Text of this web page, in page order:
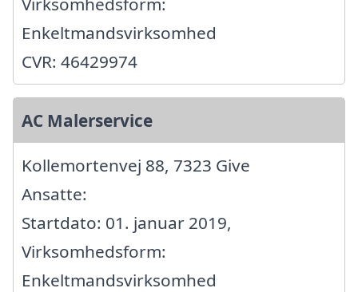
Enkeltmandsvirksomhed
CVR: 46429974
AC Malerservice
Kollemortenvej 88, 7323 Give
Ansatte:
Startdato: 01. januar 2019,
Virksomhedsform:
Enkeltmandsvirksomhed